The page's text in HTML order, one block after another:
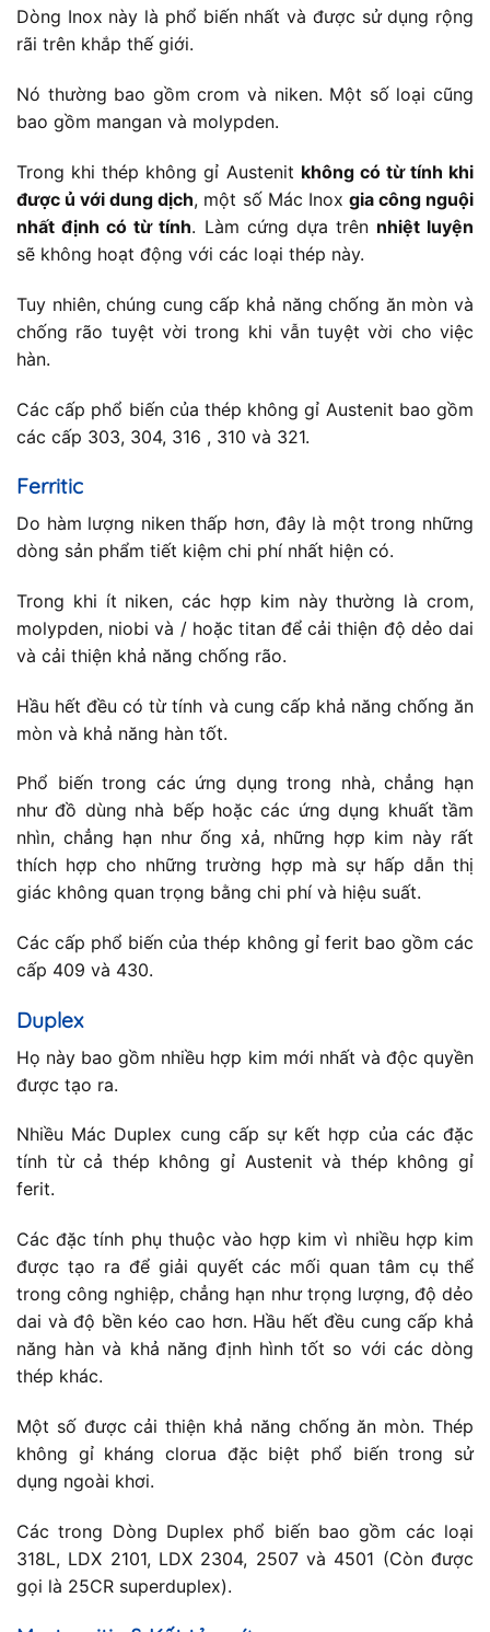
Dòng Inox này là phổ biến nhất và được sử dụng rộng
rãi trên khắp thế giới.
Nó thường bao gồm crom và niken. Một số loại cũng
bao gồm mangan và molypden.
Trong khi thép không gỉ Austenit không có từ tính khi
được ủ với dung dịch, một số Mác Inox gia công nguội
nhất định có từ tính. Làm cứng dựa trên nhiệt luyện
sẽ không hoạt động với các loại thép này.
Tuy nhiên, chúng cung cấp khả năng chống ăn mòn và
chống rão tuyệt vời trong khi vẫn tuyệt vời cho việc
hàn.
Các cấp phổ biến của thép không gỉ Austenit bao gồm
các cấp 303, 304, 316 , 310 và 321.
Ferritic
Do hàm lượng niken thấp hơn, đây là một trong những
dòng sản phẩm tiết kiệm chi phí nhất hiện có.
Trong khi ít niken, các hợp kim này thường là crom,
molypden, niobi và / hoặc titan để cải thiện độ dẻo dai
và cải thiện khả năng chống rão.
Hầu hết đều có từ tính và cung cấp khả năng chống ăn
mòn và khả năng hàn tốt.
Phổ biến trong các ứng dụng trong nhà, chẳng hạn
như đồ dùng nhà bếp hoặc các ứng dụng khuất tầm
nhìn, chẳng hạn như ống xả, những hợp kim này rất
thích hợp cho những trường hợp mà sự hấp dẫn thị
giác không quan trọng bằng chi phí và hiệu suất.
Các cấp phổ biến của thép không gỉ ferit bao gồm các
cấp 409 và 430.
Duplex
Họ này bao gồm nhiều hợp kim mới nhất và độc quyền
được tạo ra.
Nhiều Mác Duplex cung cấp sự kết hợp của các đặc
tính từ cả thép không gỉ Austenit và thép không gỉ
ferit.
Các đặc tính phụ thuộc vào hợp kim vì nhiều hợp kim
được tạo ra để giải quyết các mối quan tâm cụ thể
trong công nghiệp, chẳng hạn như trọng lượng, độ dẻo
dai và độ bền kéo cao hơn. Hầu hết đều cung cấp khả
năng hàn và khả năng định hình tốt so với các dòng
thép khác.
Một số được cải thiện khả năng chống ăn mòn. Thép
không gỉ kháng clorua đặc biệt phổ biến trong sử
dụng ngoài khơi.
Các trong Dòng Duplex phổ biến bao gồm các loại
318L, LDX 2101, LDX 2304, 2507 và 4501 (Còn được
gọi là 25CR superduplex).